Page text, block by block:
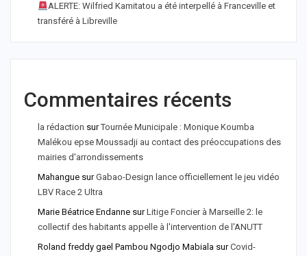
ALERTE: Wilfried Kamitatou a été interpellé à Franceville et
transféré à Libreville
Commentaires récents
la rédaction surTournée Municipale : Monique Koumba
Malékou epse Moussadji au contact des préoccupations des
mairies d'arrondissements
Mahangue surGabao-Design lance officiellement le jeu vidéo
LBV Race 2 Ultra
Marie Béatrice Endanne surLitige Foncier à Marseille 2: le
collectif des habitants appelle à l'intervention de l'ANUTT
Roland freddy gael Pambou Ngodjo Mabiala surCovid-